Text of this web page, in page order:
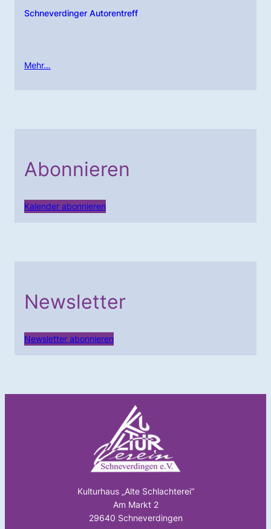
Schneverdinger Autorentreff
Mehr…
Abonnieren
Kalender abonnieren
Newsletter
Newsletter abonnieren
Kulturhaus „Alte Schlachterei“
Am Markt 2
29640 Schneverdingen